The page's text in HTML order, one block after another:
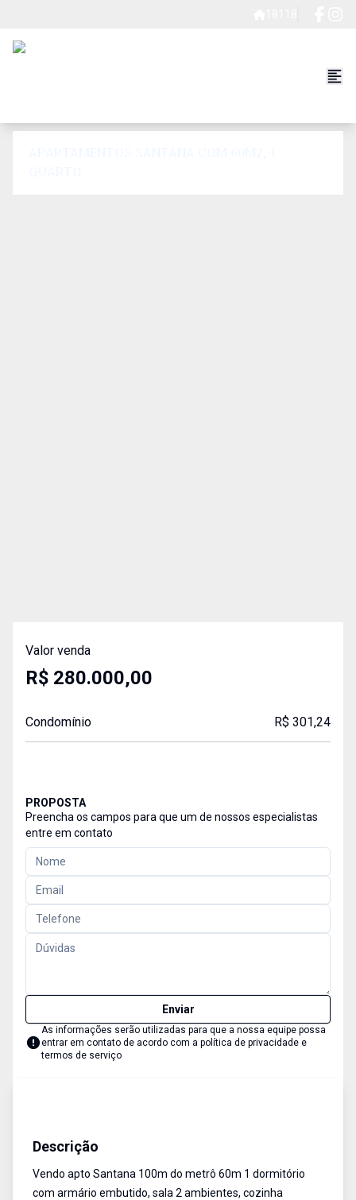
Valor venda
R$ 280.000,00
Condomínio R$ 301,24
PROPOSTA
Preencha os campos para que um de nossos especialistas
entre em contato
Enviar
As informações serão utilizadas para que a nossa equipe possa
entrar em contato de acordo com a política de privacidade e
termos de serviço
Descrição
Vendo apto Santana 100m do metrô 60m 1 dormitório
com armário embutido, sala 2 ambientes, cozinha